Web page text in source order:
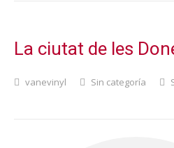
La ciutat de les
vanevinyl Sin categoría